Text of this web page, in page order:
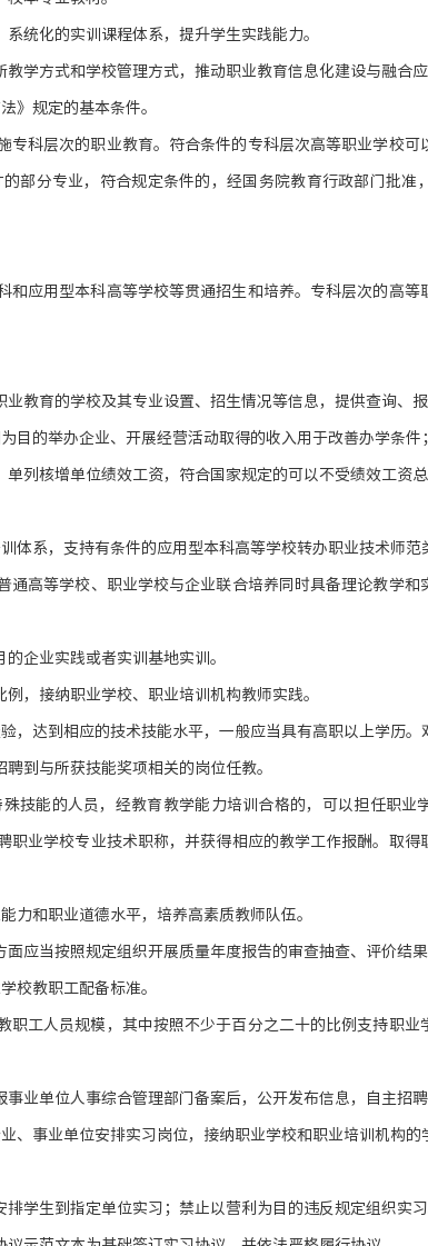
统化的实训课程体系，提升学生实践能力。
学方式和学校管理方式，推动职业教育信息化建设与融合应
》规定的基本条件。
科层次的职业教育。符合条件的专科层次高等职业学校可
部分专业，符合规定条件的，经国务院教育行政部门批准
应用型本科高等学校等贯通招生和培养。专科层次的高等
教育的学校及其专业设置、招生情况等信息，提供查询、报
的举办企业、开展经营活动取得的收入用于改善办学条件
列核增单位绩效工资，符合国家规定的可以不受绩效工资总
系，支持有条件的应用型本科高等学校转办职业技术师
高等学校、职业学校与企业联合培养同时具备理论教学和
企业实践或者实训基地实训。
，接纳职业学校、职业培训机构教师实践。
达到相应的技术技能水平，一般应当具有高职以上学历。
到与所获技能奖项相关的岗位任教。
技能的人员，经教育教学能力培训合格的，可以担任职业
业学校专业技术职称，并获得相应的教学工作报酬。取得
和职业道德水平，培养高素质教师队伍。
应当按照规定组织开展质量年度报告的审查抽查、评价结果
校教职工配备标准。
工人员规模，其中按照不少于百分之二十的比例支持职业
业单位人事综合管理部门备案后，公开发布信息，自主招聘
事业单位安排实习岗位，接纳职业学校和职业培训机构的
学生到指定单位实习；禁止以营利为目的违反规定组织实习